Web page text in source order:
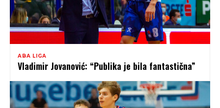
ABA LIGA
Vladimir Jovanović: “Publika je bila fantastična”